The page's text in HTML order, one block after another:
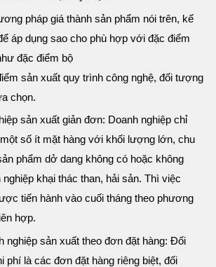
pháp giá thành sản phẩm nói trên, kế
áp dụng sao cho phù hợp với đặc điểm
đặc điểm bộ
sản xuất quy trình công nghệ, đối tượng
chọn.
sản xuất giản đơn: Doanh nghiệp chỉ
số ít mặt hàng với khối lượng lớn, chu
phẩm dở dang không có hoặc không
khại thác than, hải sản. Thì việc
tiến hành vào cuối tháng theo phương
hợp.
nghiệp sản xuất theo đơn đặt hàng: Đối
phí là các đơn đặt hàng riêng biệt, đối